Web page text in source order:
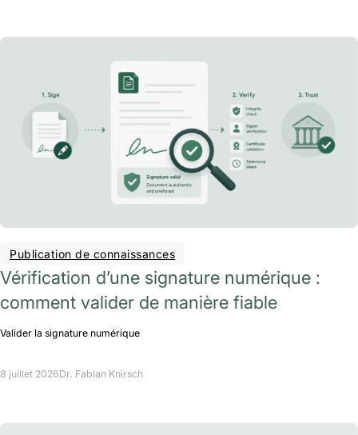
Publication de connaissances
Vérification d’une signature numérique :
comment valider de manière fiable
Valider la signature numérique
8 juillet 2026Dr. Fabian Knirsch